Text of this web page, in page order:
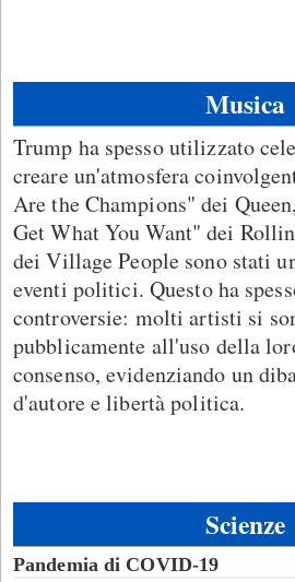
Musica
Trump ha spesso utilizzato
creare un'atmosfera
Are the Champions" dei
Get What You Want" dei
dei Village People sono stati
eventi politici. Questo ha
controversie: molti artisti si
pubblicamente all'uso della
consenso, evidenziando un
d'autore e libertà politica.
Scienze
Pandemia di COVID-19